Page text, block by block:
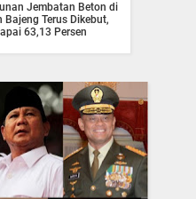
Jembatan Beton di
Bajeng Terus Dikebut,
63,13 Persen